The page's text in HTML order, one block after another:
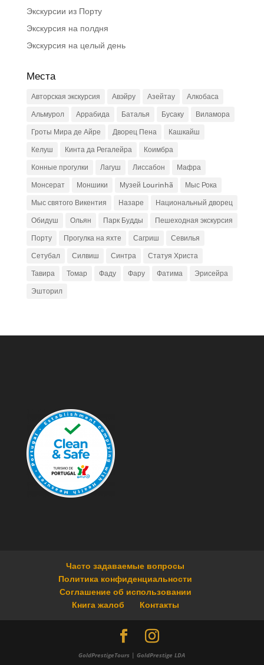
Экскурсии из Порту
Экскурсия на полдня
Экскурсия на целый день
Места
Авторская экскурсия Авэйру Азейтау
Алкобаса
Альмурол
Аррабида Баталья Бусаку
Виламора
Гроты Мира де Айре
Дворец Пена
Кашкайш
Келуш
Кинта да Регалейра
Коимбра
Конные прогулки
Лагуш Лиссабон
Мафра
Монсерат
Моншики Музей Lourinhã
Мыс Рока
Мыс святого Викентия
Назаре
Национальный дворец
Обидуш
Ольян Парк Будды
Пешеходная экскурсия
Порту
Прогулка на яхте Сагриш
Севилья
Сетубал
Силвиш Синтра
Статуя Христа
Тавира
Томар Фаду Фару Фатима
Эрисейра
Эшторил
Часто задаваемые вопросы
Политика конфиденциальности
Соглашение об использовании
Книга жалоб
Контакты
GoldPrestigeTours | GoldPrestige LDA